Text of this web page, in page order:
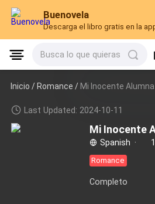
Buenovela
Descarga el libro gratis en la
Busca lo que quieras
Inicio /Romance / Mi Inocente
Last Updated: 2024-10-11
Mi Inocente
Spanish ·
Romance
Completo